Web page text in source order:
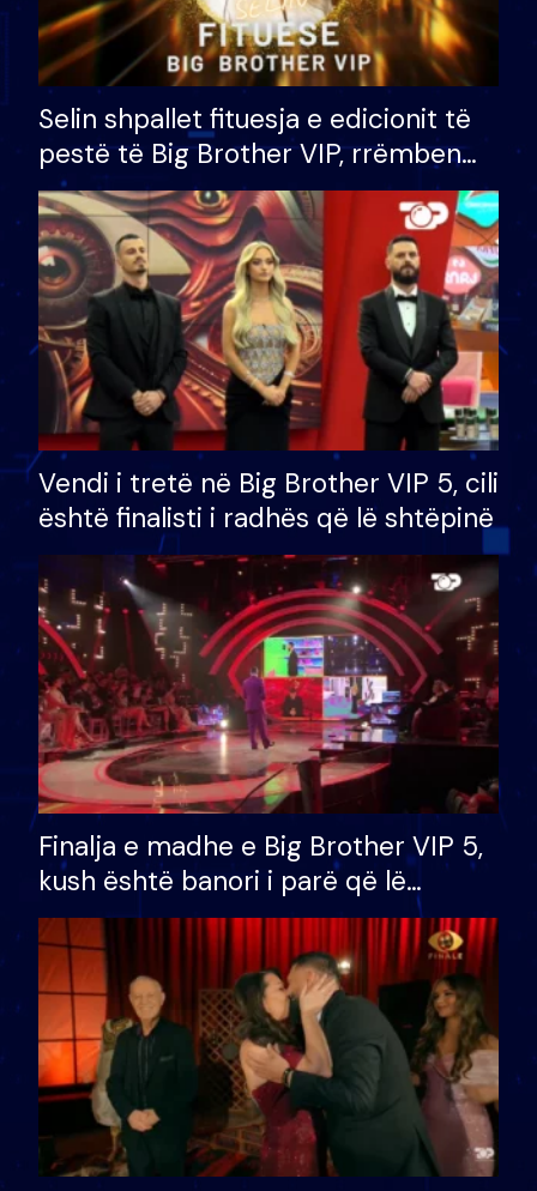
Selin shpallet fituesja e edicionit të
pestë të Big Brother VIP, rrëmben
çmimin e madh prej 100 mijë eurosh
Vendi i tretë në Big Brother VIP 5, cili
është finalisti i radhës që lë shtëpinë
Finalja e madhe e Big Brother VIP 5,
kush është banori i parë që lë
shtëpinë dhe humb mundësinë për
të fituar çmimin e madh